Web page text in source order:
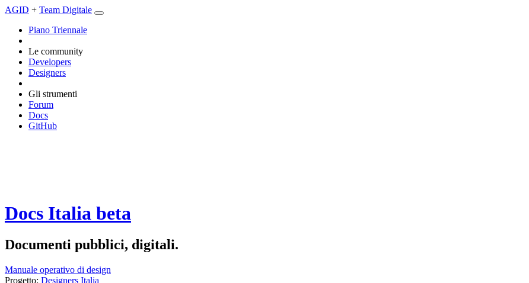
AGID + Team Digitale
Piano Triennale
Le community
Developers
Designers
Gli strumenti
Forum
Docs
GitHub
Docs Italia beta
Documenti pubblici, digitali.
Manuale operativo di design
Progetto: Designers Italia